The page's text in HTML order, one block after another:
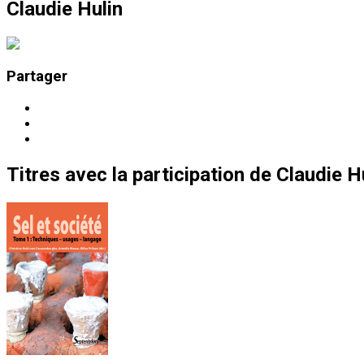
Claudie Hulin
Partager
Titres avec la participation de Claudie